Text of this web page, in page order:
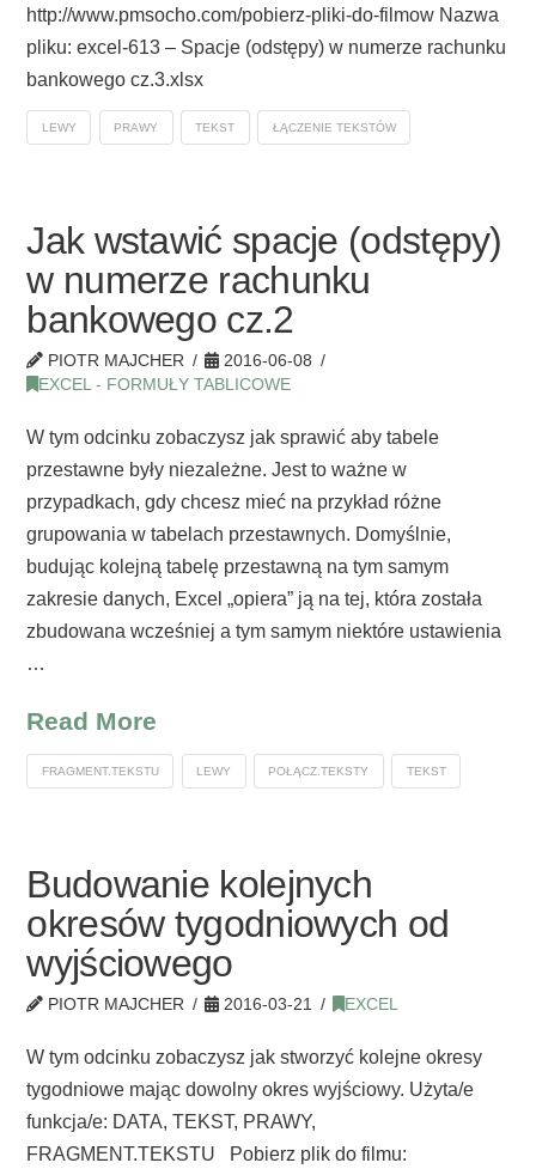
http://www.pmsocho.com/pobierz-pliki-do-filmow Nazwa
pliku: excel-613 – Spacje (odstępy) w numerze rachunku
bankowego cz.3.xlsx
LEWY PRAWY TEKST ŁĄCZENIE TEKSTÓW
Jak wstawić spacje (odstępy)
w numerze rachunku
bankowego cz.2
PIOTR MAJCHER
2016-06-08
EXCEL - FORMUŁY TABLICOWE
W tym odcinku zobaczysz jak sprawić aby tabele
przestawne były niezależne. Jest to ważne w
przypadkach, gdy chcesz mieć na przykład różne
grupowania w tabelach przestawnych. Domyślnie,
budując kolejną tabelę przestawną na tym samym
zakresie danych, Excel „opiera” ją na tej, która została
zbudowana wcześniej a tym samym niektóre ustawienia
…
Read More
FRAGMENT.TEKSTU LEWY POŁĄCZ.TEKSTY TEKST
Budowanie kolejnych
okresów tygodniowych od
wyjściowego
PIOTR MAJCHER 2016-03-21 EXCEL
W tym odcinku zobaczysz jak stworzyć kolejne okresy
tygodniowe mając dowolny okres wyjściowy. Użyta/e
funkcja/e: DATA, TEKST, PRAWY,
FRAGMENT.TEKSTU Pobierz plik do filmu: